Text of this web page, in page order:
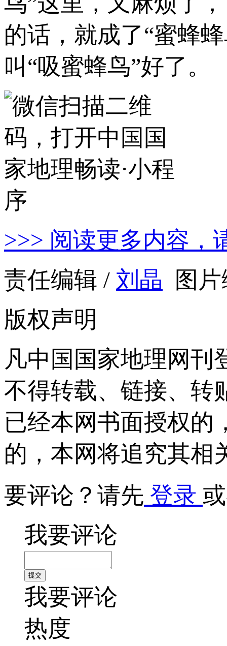
的话，就成了“蜜蜂
叫“吸蜜蜂鸟”好了。
>>> 阅读更多内容，
责任编辑 / 刘晶 图
版权声明
凡中国国家地理网刊
不得转载、链接、转
已经本网书面授权的
的，本网将追究其相
要评论？请先 登录
我要评论
我要评论
热度